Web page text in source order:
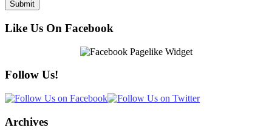
Like Us On Facebook
Follow Us!
Archives